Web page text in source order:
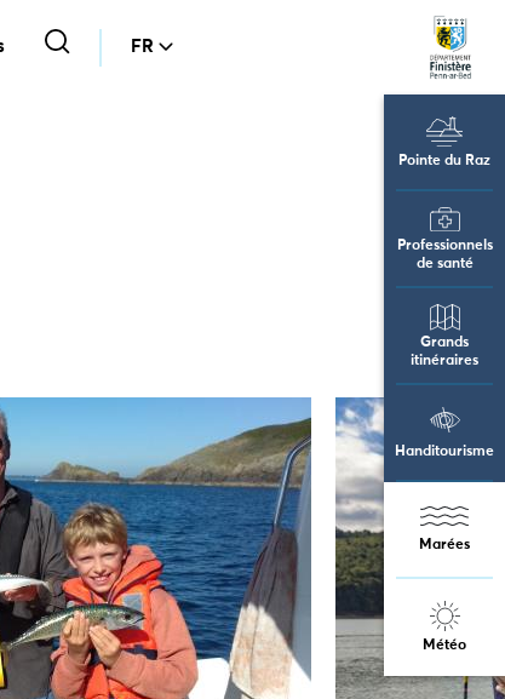
FR
Pointe du Raz
Professionnels
de santé
Grands
itinéraires
Handitourisme
Marées
Météo